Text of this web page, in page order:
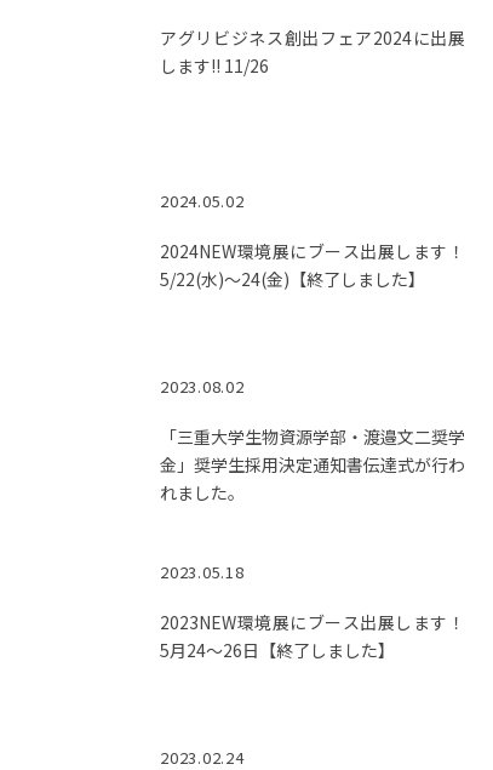
アグリビジネス創出フェア2024に出展
します!! 11/26
2024.05.02
2024NEW環境展にブース出展します！
5/22(水)～24(金)【終了しました】
2023.08.02
「三重大学生物資源学部・渡邉文二奨学
金」奨学生採用決定通知書伝達式が行わ
れました。
2023.05.18
2023NEW環境展にブース出展します！
5月24～26日【終了しました】
2023.02.24